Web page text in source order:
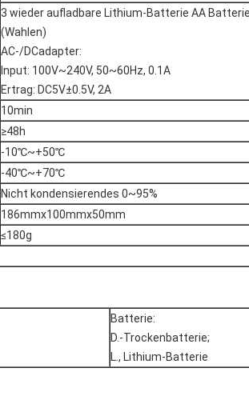
3 wieder aufladbare Lithium-Batterie AA
(Wahlen)
AC-/DCadapter:
Input: 100V~240V, 50~60Hz, 0.1A
Ertrag: DC5V±0.5V, 2A
10min
≥48h
-10℃~+50℃
-40℃~+70℃
Nicht kondensierendes 0~95%
186mmx100mmx50mm
≤180g
Batterie:
D.-Trockenbatterie;
L., Lithium-Batterie